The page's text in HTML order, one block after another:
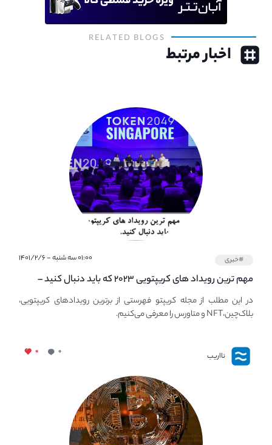
RELATED BLOGS
اخبار مرتبط
#خبری ۰۱:۰۰ سه شنبه - ۱۴۰۱/۲/۶
مهم ترین رویداد های کریپتویی ۲۰۲۳ که باید دنبال کنید –
معرفی بهترین رویداد های جهانی
در این مطلب از مجله کریپتو فهرستی از برترین رویدادهای کریپتویی،
بلاک‌چین،NFT و متاورس را معرفی می‌کنیم.
نااریب ۰ ۰